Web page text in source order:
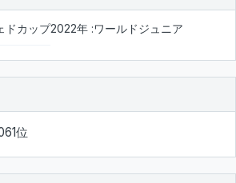
ドカップ2022年 :ワールドジュニア
位